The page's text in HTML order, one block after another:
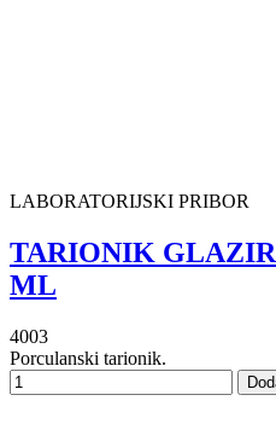
LABORATORIJSKI PRIBOR
TARIONIK
ML
4003
Porculanski tarionik.